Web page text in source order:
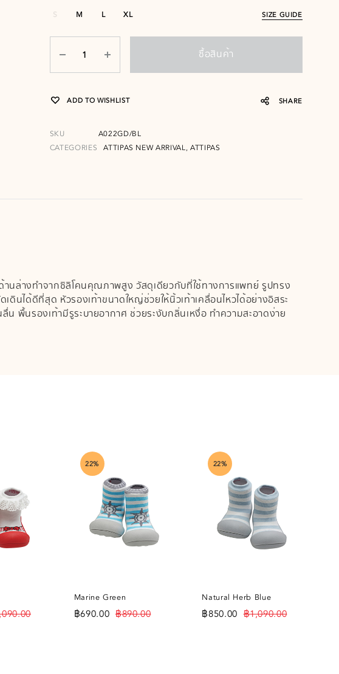
S M L XL SIZE GUIDE
ซื้อสินค้า
ADD TO WISHLIST SHARE
SKU
A022GD/BL
CATEGORIES
ATTIPAS NEW ARRIVAL, ATTIPAS
านล่างทำจากซิลิโคนคุณภาพสูง วัสดุเดียวกับที่ใช้ทางการแพทย์ รูปทรง
ดินได้ดีที่สุด หัวรองเท้าขนาดใหญ่ช่วยให้นิ้วเท้าเคลื่อนไหวได้อย่างอิสระ
น พื้นรองเท้ามีรูระบายอากาศ ช่วยระงับกลิ่นเหงื่อ ทำความสะอาดง่าย
22%
Marine Green
฿690.00 ฿890.00
22%
Natural Herb Blue
฿850.00 ฿1,090.00